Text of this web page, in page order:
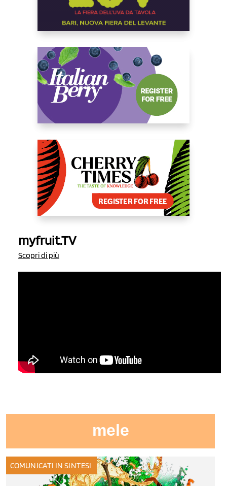
myfruit.TV
Scopri di più
mele
COMUNICATI IN SINTESI